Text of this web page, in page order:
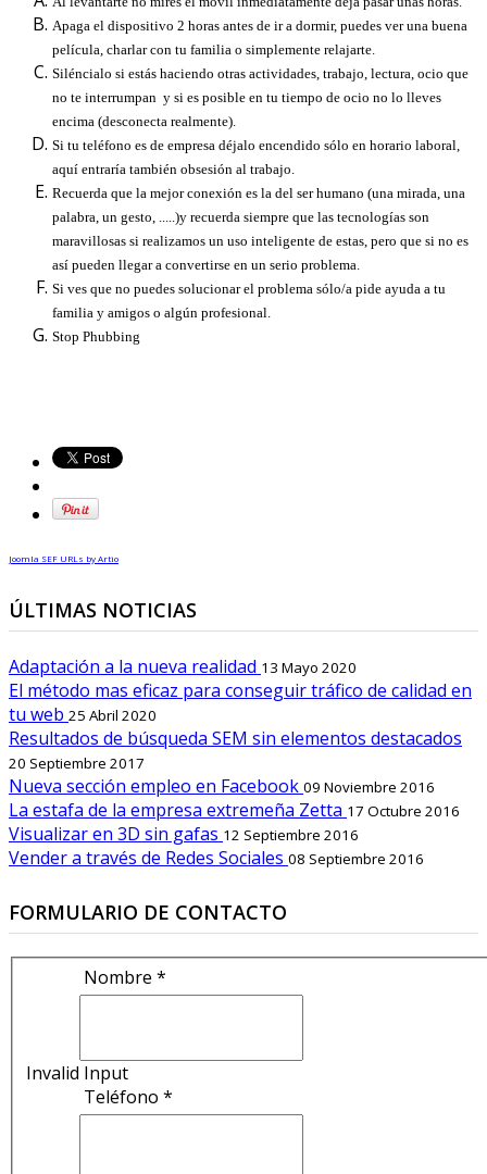
Apaga el dispositivo 2 horas antes de ir a dormir, puedes ver una buena
película, charlar con tu familia o simplemente relajarte.
Siléncialo si estás haciendo otras actividades, trabajo, lectura, ocio que
no te interrumpan y si es posible en tu tiempo de ocio no lo lleves
encima (desconecta realmente).
Si tu teléfono es de empresa déjalo encendido sólo en horario laboral,
aquí entraría también obsesión al trabajo.
Recuerda que la mejor conexión es la del ser humano (una mirada, una
palabra, un gesto, .....)y recuerda siempre que las tecnologías son
maravillosas si realizamos un uso inteligente de estas, pero que si no es
así pueden llegar a convertirse en un serio problema.
Si ves que no puedes solucionar el problema sólo/a pide ayuda a tu
familia y amigos o algún profesional.
Stop Phubbing
Joomla SEF URLs by Artio
ÚLTIMAS NOTICIAS
Adaptación a la nueva realidad 13 Mayo 2020
El método mas eficaz para conseguir tráfico de calidad en
tu web 25 Abril 2020
Resultados de búsqueda SEM sin elementos destacados
20 Septiembre 2017
Nueva sección empleo en Facebook 09 Noviembre 2016
La estafa de la empresa extremeña Zetta 17 Octubre 2016
Visualizar en 3D sin gafas 12 Septiembre 2016
Vender a través de Redes Sociales 08 Septiembre 2016
FORMULARIO DE CONTACTO
Nombre *
Invalid Input
Teléfono *